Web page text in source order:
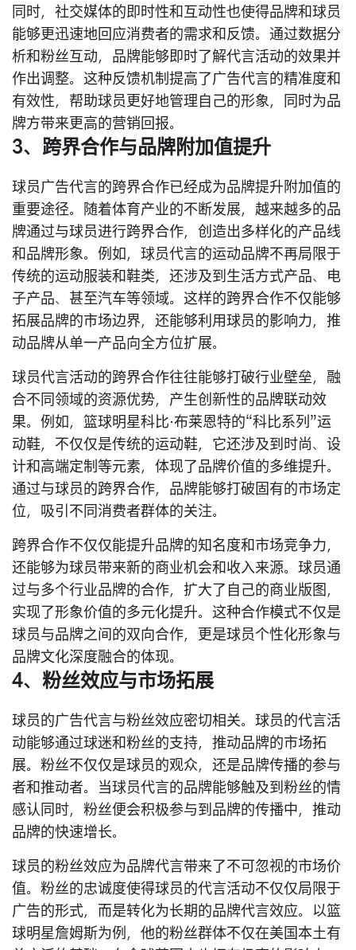
同时，社交媒体的即时性和互动性也使得品牌和球员
能够更迅速地回应消费者的需求和反馈。通过数据分
析和粉丝互动，品牌能够即时了解代言活动的效果并
作出调整。这种反馈机制提高了广告代言的精准度和
有效性，帮助球员更好地管理自己的形象，同时为品
牌方带来更高的营销回报。
3、跨界合作与品牌附加值提升
球员广告代言的跨界合作已经成为品牌提升附加值的
重要途径。随着体育产业的不断发展，越来越多的品
牌通过与球员进行跨界合作，创造出多样化的产品线
和品牌形象。例如，球员代言的运动品牌不再局限于
传统的运动服装和鞋类，还涉及到生活方式产品、电
子产品、甚至汽车等领域。这样的跨界合作不仅能够
拓展品牌的市场边界，还能够利用球员的影响力，推
动品牌从单一产品向全方位扩展。
球员代言活动的跨界合作往往能够打破行业壁垒，融
合不同领域的资源优势，产生创新性的品牌联动效
果。例如，篮球明星科比·布莱恩特的“科比系列”运
动鞋，不仅仅是传统的运动鞋，它还涉及到时尚、设
计和高端定制等元素，体现了品牌价值的多维提升。
通过与球员的跨界合作，品牌能够打破固有的市场定
位，吸引不同消费者群体的关注。
跨界合作不仅仅能提升品牌的知名度和市场竞争力，
还能够为球员带来新的商业机会和收入来源。球员通
过与多个行业品牌的合作，扩大了自己的商业版图，
实现了形象价值的多元化提升。这种合作模式不仅是
球员与品牌之间的双向合作，更是球员个性化形象与
品牌文化深度融合的体现。
4、粉丝效应与市场拓展
球员的广告代言与粉丝效应密切相关。球员的代言活
动能够通过球迷和粉丝的支持，推动品牌的市场拓
展。粉丝不仅仅是球员的观众，还是品牌传播的参与
者和推动者。当球员代言的品牌能够触及到粉丝的情
感认同时，粉丝便会积极参与到品牌的传播中，推动
品牌的快速增长。
球员的粉丝效应为品牌代言带来了不可忽视的市场价
值。粉丝的忠诚度使得球员的代言活动不仅仅局限于
广告的形式，而是转化为长期的品牌代言效应。以篮
球明星詹姆斯为例，他的粉丝群体不仅在美国本土有